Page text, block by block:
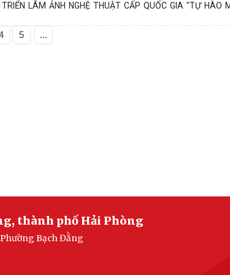
LÃM ẢNH NGHỆ THUẬT CẤP QUỐC GIA "TỰ HÀO
5 ...
thành phố Hải Phòng
Bạch Đằng